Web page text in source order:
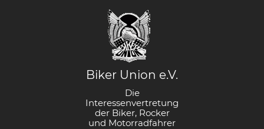
Biker Union e.V.
Die
Interessenvertretung
der Biker, Rocker
und Motorradfahrer